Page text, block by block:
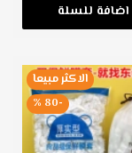
اضافة للسلة
الاكثر مبيعا
-80 %